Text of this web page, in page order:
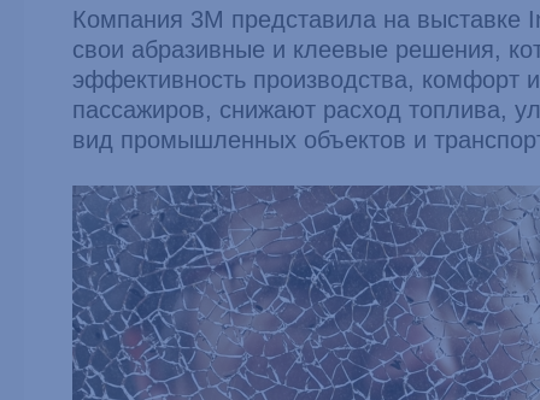
Компания 3М представила на выставке
свои абразивные и клеевые решения,
эффективность производства, комфорт
пассажиров, снижают расход топлива,
вид промышленных объектов и